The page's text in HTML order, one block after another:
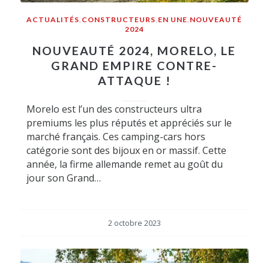
ACTUALITÉS CONSTRUCTEURS EN UNE NOUVEAUTÉ
2024
NOUVEAUTÉ 2024, MORELO, LE
GRAND EMPIRE CONTRE-
ATTAQUE !
Morelo est l’un des constructeurs ultra
premiums les plus réputés et appréciés sur le
marché français. Ces camping-cars hors
catégorie sont des bijoux en or massif. Cette
année, la firme allemande remet au goût du
jour son Grand…
2 octobre 2023